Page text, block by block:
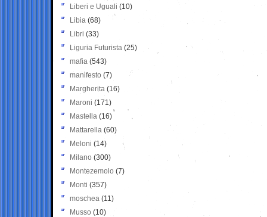
Liberi e Uguali (10)
Libia (68)
Libri (33)
Liguria Futurista (25)
mafia (543)
manifesto (7)
Margherita (16)
Maroni (171)
Mastella (16)
Mattarella (60)
Meloni (14)
Milano (300)
Montezemolo (7)
Monti (357)
moschea (11)
Musso (10)